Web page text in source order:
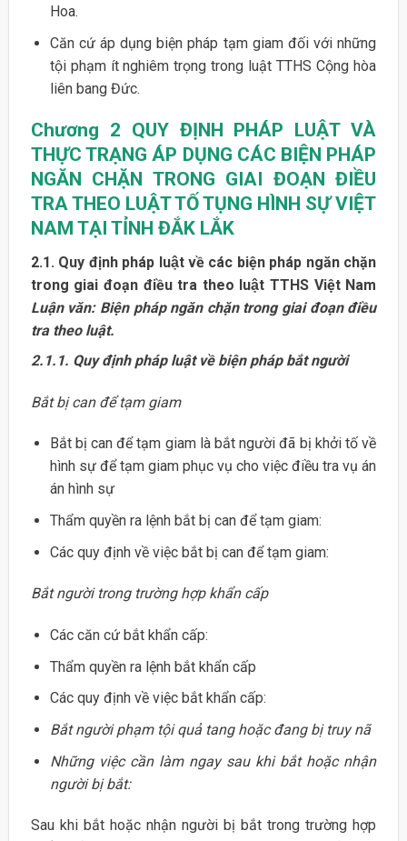
Hoa.
Căn cứ áp dụng biện pháp tạm giam đối với những
tội phạm ít nghiêm trọng trong luật TTHS Cộng hòa
liên bang Đức.
Chương 2 QUY ĐỊNH PHÁP LUẬT VÀ
THỰC TRẠNG ÁP DỤNG CÁC BIỆN PHÁP
NGĂN CHẶN TRONG GIAI ĐOẠN ĐIỀU
TRA THEO LUẬT TỐ TỤNG HÌNH SỰ VIỆT
NAM TẠI TỈNH ĐẮK LẮK
2.1. Quy định pháp luật về các biện pháp ngăn chặn
trong giai đoạn điều tra theo luật TTHS Việt Nam
Luận văn: Biện pháp ngăn chặn trong giai đoạn điều
tra theo luật.
2.1.1. Quy định pháp luật về biện pháp bắt người
Bắt bị can để tạm giam
Bắt bị can để tạm giam là bắt người đã bị khởi tố về
hình sự để tạm giam phục vụ cho việc điều tra vụ án
án hình sự
Thẩm quyền ra lệnh bắt bị can để tạm giam:
Các quy định về việc bắt bị can để tạm giam:
Bắt người trong trường hợp khẩn cấp
Các căn cứ bắt khẩn cấp:
Thẩm quyền ra lệnh bắt khẩn cấp
Các quy định về việc bắt khẩn cấp:
Bắt người phạm tội quả tang hoặc đang bị truy nã
Những việc cần làm ngay sau khi bắt hoặc nhận
người bị bắt:
Sau khi bắt hoặc nhận người bị bắt trong trường hợp